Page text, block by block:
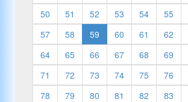
50
51 52 53 54 55
57
58 59 60 61 62
64
65 66 67 68 69
71
72 73 74 75 76
78
79 80 81 82 83